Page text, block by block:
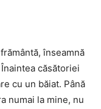
înseamnă
căsătoriei
cu un băiat. Până
numai la mine, nu